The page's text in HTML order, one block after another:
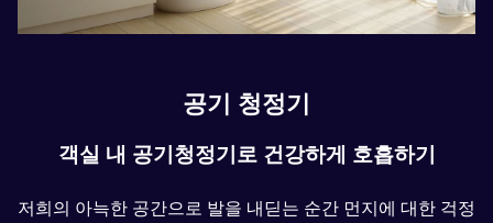
공기 청정기
객실 내 공기청정기로 건강하게 호흡하기
저희의 아늑한 공간으로 발을 내딛는 순간 먼지에 대한 걱정